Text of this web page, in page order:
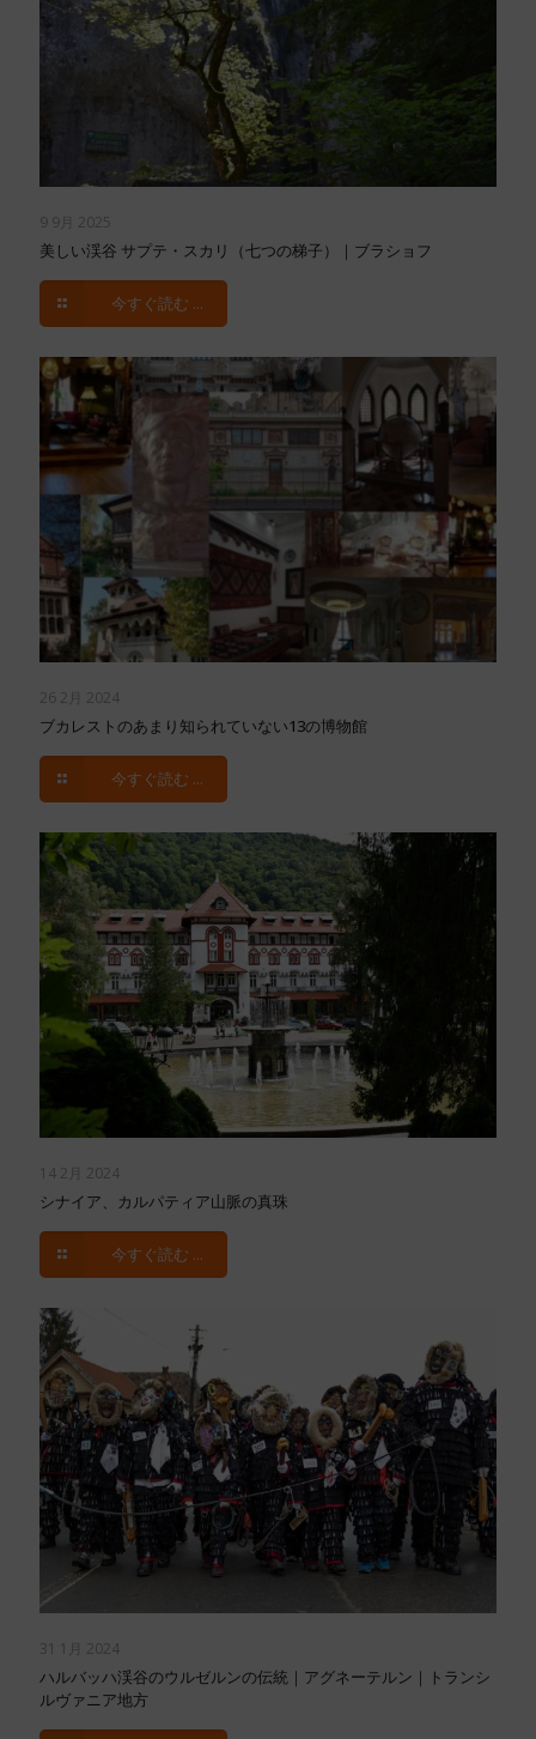
9 9月 2025
美しい渓谷 サプテ・スカリ（七つの梯子）｜ブラショフ
今すぐ読む ...
26 2月 2024
ブカレストのあまり知られていない13の博物館
今すぐ読む ...
14 2月 2024
シナイア、カルパティア山脈の真珠
今すぐ読む ...
31 1月 2024
ハルバッハ渓谷のウルゼルンの伝統｜アグネーテルン｜トランシ
ルヴァニア地方